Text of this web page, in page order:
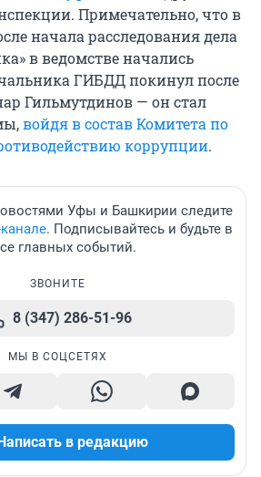
Примечательно, что в
начала расследования дела
в ведомстве начались
ГИБДД покинул после
Гильмутдинов — он стал
войдя в состав Комитета по
коррупции.
Уфы и Башкирии следите
. Подписывайтесь и будьте в
главных событий.
ЗВОНИТЕ
8 (347) 286-51-96
МЫ В СОЦСЕТЯХ
Написать в редакцию